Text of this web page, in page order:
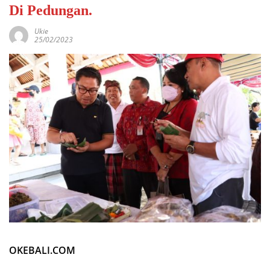
Di Pedungan.
Ukie
25/02/2023
OKEBALI.COM